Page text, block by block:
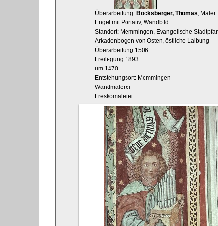
Überarbeitung: Bocksberger, Thomas, Maler
Engel mit Portativ, Wandbild
Standort: Memmingen, Evangelische
Arkadenbogen von Osten, östliche Laibung
Überarbeitung 1506
Freilegung 1893
um 1470
Entstehungsort: Memmingen
Wandmalerei
Freskomalerei